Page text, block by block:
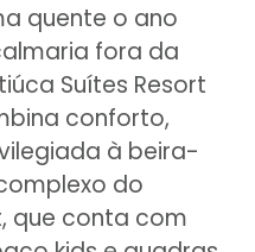
quente o ano
fora da
Suítes Resort
conforto,
à beira-
do
que conta com